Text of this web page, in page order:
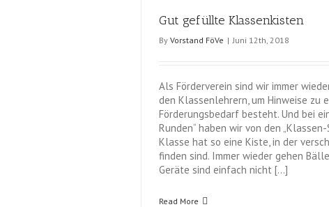
Gut gefüllte Klassenkisten
By Vorstand FöVe | Juni 12th, 2018
Als Förderverein sind wir immer
den Klassenlehrern, um Hinweise zu
Förderungsbedarf besteht. Und bei
Runden“ haben wir von den
Klasse hat so eine Kiste, in der
finden sind. Immer wieder gehen
Geräte sind einfach nicht […]
Read More